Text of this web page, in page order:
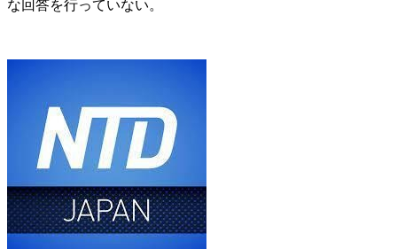
な回答を行っていない。